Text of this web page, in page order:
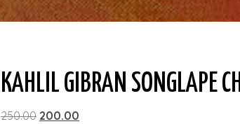
KAHLIL GIBRAN SONGLAPE
250.00 Original
200.00